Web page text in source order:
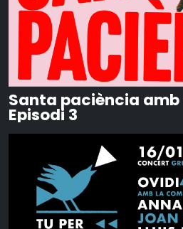
Santa paciència amb
Episodi 3